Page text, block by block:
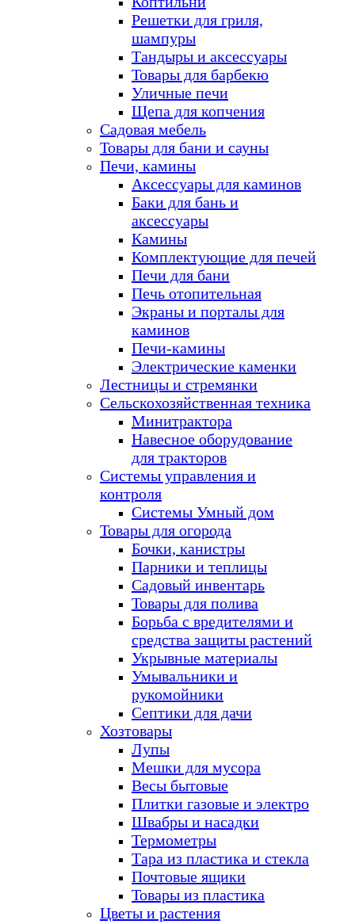
Решетки для гриля,
шампуры
Тандыры и аксессуары
Товары для барбекю
Уличные печи
Щепа для копчения
Садовая мебель
Товары для бани и сауны
Печи, камины
Аксессуары для каминов
Баки для бань и
аксессуары
Камины
Комплектующие для печей
Печи для бани
Печь отопительная
Экраны и порталы для
каминов
Печи-камины
Электрические каменки
Лестницы и стремянки
Сельскохозяйственная техника
Минитрактора
Навесное оборудование
для тракторов
Системы управления и
контроля
Системы Умный дом
Товары для огорода
Бочки, канистры
Парники и теплицы
Садовый инвентарь
Товары для полива
Борьба с вредителями и
средства защиты растений
Укрывные материалы
Умывальники и
рукомойники
Септики для дачи
Хозтовары
Лупы
Мешки для мусора
Весы бытовые
Плитки газовые и электро
Швабры и насадки
Термометры
Тара из пластика и стекла
Почтовые ящики
Товары из пластика
Цветы и растения